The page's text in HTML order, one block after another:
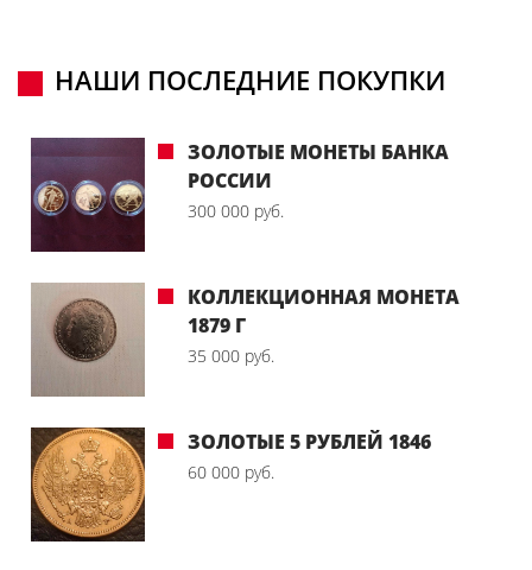
НАШИ ПОСЛЕДНИЕ ПОКУПКИ
ЗОЛОТЫЕ МОНЕТЫ БАНКА
РОССИИ
300 000 руб.
КОЛЛЕКЦИОННАЯ МОНЕТА
1879 Г
35 000 руб.
ЗОЛОТЫЕ 5 РУБЛЕЙ 1846
60 000 руб.